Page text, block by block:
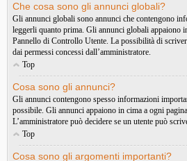
Che cosa sono gli annunci globali?
Gli annunci globali sono annunci che contengono
leggerli quanto prima. Gli annunci globali appaiono
Pannello di Controllo Utente. La possibilità di
dai permessi concessi dall’amministratore.
Top
Cosa sono gli annunci?
Gli annunci contengono spesso informazioni
possibile. Gli annunci appaiono in cima a ogni
L’amministratore può decidere se un utente può
Top
Cosa sono gli argomenti importanti?